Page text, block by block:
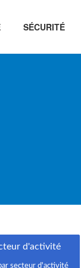
SÉCURITÉ
d'activité
secteur d'activité